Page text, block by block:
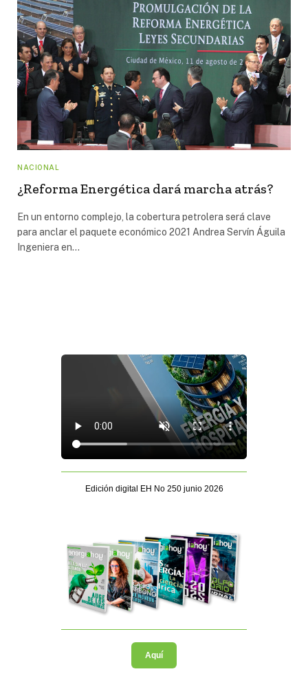
NACIONAL
¿Reforma Energética dará marcha atrás?
En un entorno complejo, la cobertura petrolera será clave
para anclar el paquete económico 2021 Andrea Servín Águila
Ingeniera en…
Edición digital EH No 250 junio 2026
Aquí